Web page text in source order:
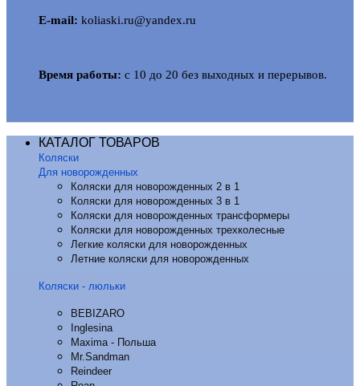
E-mail: koliaski.ru@yandex.ru
Время работы: с 10 до 20 без выходных и перерывов.
КАТАЛОГ ТОВАРОВ
Коляски
Для новорожденных
Коляски для новорожденных 2 в 1
Коляски для новорожденных 3 в 1
Коляски для новорожденных трансформеры
Коляски для новорожденных трехколесные
Легкие коляски для новорожденных
Летние коляски для новорожденных
Коляски - люльки
BEBIZARO
Inglesina
Maxima - Польша
Mr.Sandman
Reindeer